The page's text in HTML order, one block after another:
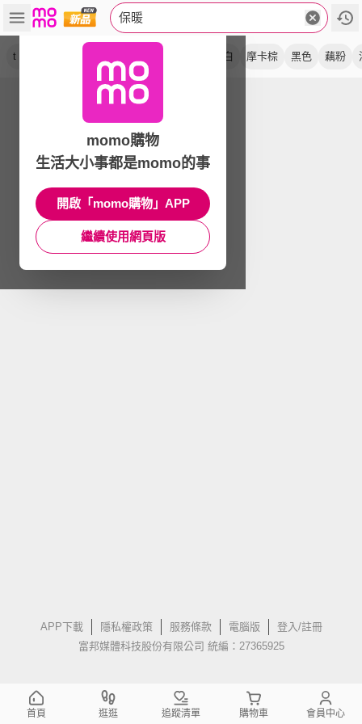
保暖
t 恤 柔白 摩卡棕 黑色 藕粉
APP下載 隱私權政策 服務條款 電腦版
登入/註冊
富邦媒體科技股份有限公司 統編：27365925
momo購物
生活大小事都是momo的事
開啟「momo購物」APP
繼續使用網頁版
首頁 逛逛 追蹤清單 購物車 會員中心